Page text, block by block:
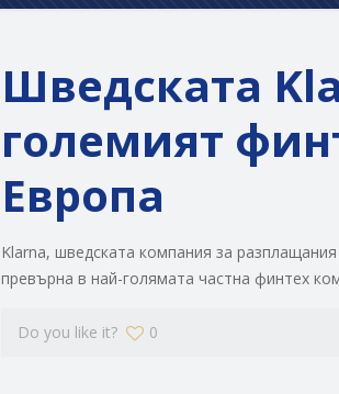
Шведската
големият
Европа
Klarna, шведската компания за
превърна в най-голямата частна финтех
Do you like it? 0